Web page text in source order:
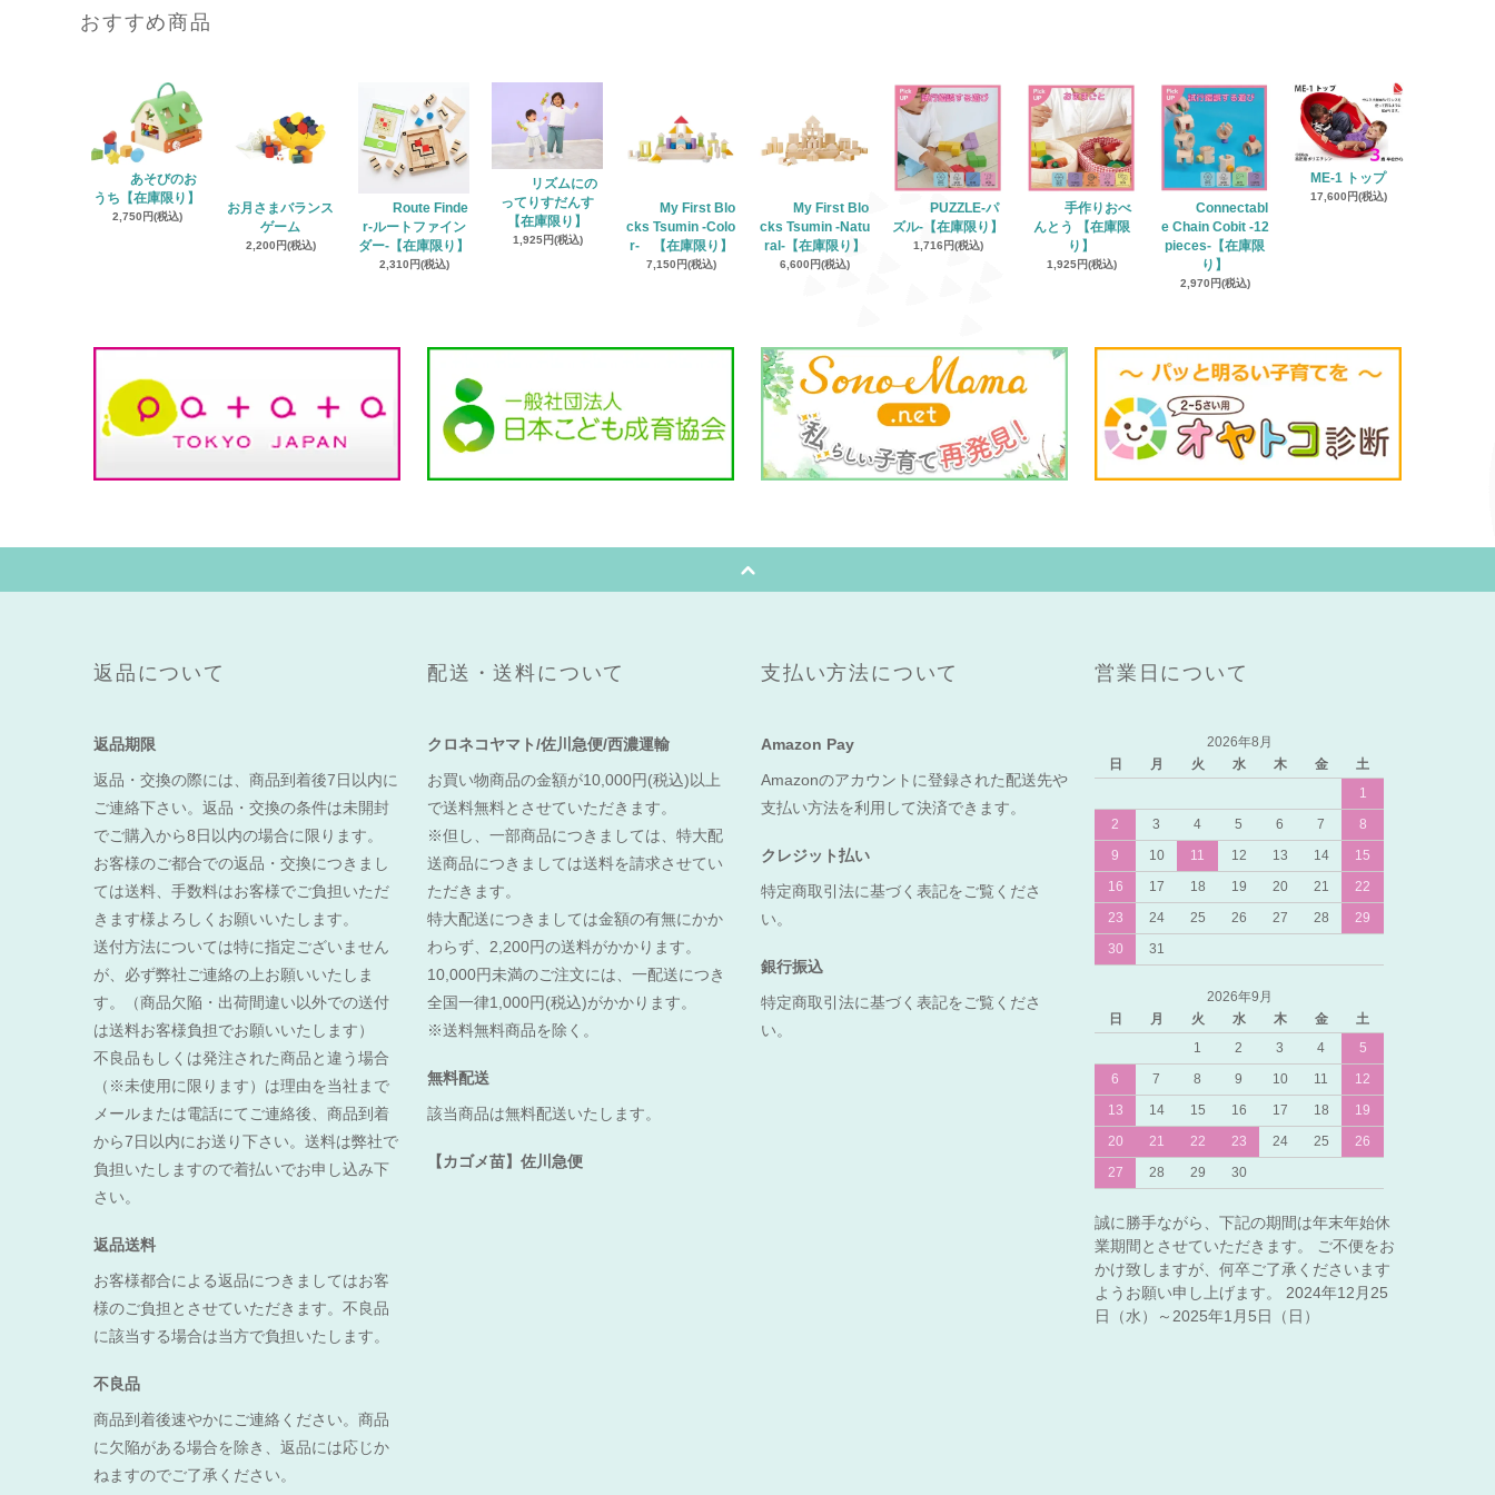
おすすめ商品
あそびのお
うち【在庫限り】
2,750円(税込)
お月さまバランス
ゲーム
2,200円(税込)
Route Finde
r‐ルートファイン
ダー‐【在庫限り】
2,310円(税込)
リズムにの
ってりすだんす
【在庫限り】
1,925円(税込)
My First Blo
cks Tsumin -Colo
r- 【在庫限り】
7,150円(税込)
My First Blo
cks Tsumin -Natu
ral-【在庫限り】
6,600円(税込)
PUZZLE‐パ
ズル‐【在庫限り】
1,716円(税込)
手作りおべ
んとう 【在庫限
り】
1,925円(税込)
Connectabl
e Chain Cobit -12
pieces-【在庫限
り】
2,970円(税込)
ME-1 トップ
17,600円(税込)
返品について
返品期限
返品・交換の際には、商品到着後7日以内に
ご連絡下さい。返品・交換の条件は未開封
でご購入から8日以内の場合に限ります。
お客様のご都合での返品・交換につきまし
ては送料、手数料はお客様でご負担いただ
きます様よろしくお願いいたします。
送付方法については特に指定ございません
が、必ず弊社ご連絡の上お願いいたしま
す。（商品欠陥・出荷間違い以外での送付
は送料お客様負担でお願いいたします）
不良品もしくは発注された商品と違う場合
（※未使用に限ります）は理由を当社まで
メールまたは電話にてご連絡後、商品到着
から7日以内にお送り下さい。送料は弊社で
負担いたしますので着払いでお申し込み下
さい。
返品送料
お客様都合による返品につきましてはお客
様のご負担とさせていただきます。不良品
に該当する場合は当方で負担いたします。
不良品
商品到着後速やかにご連絡ください。商品
に欠陥がある場合を除き、返品には応じか
ねますのでご了承ください。
配送・送料について
クロネコヤマト/佐川急便/西濃運輸
お買い物商品の金額が10,000円(税込)以上
で送料無料とさせていただきます。
※但し、一部商品につきましては、特大配
送商品につきましては送料を請求させてい
ただきます。
特大配送につきましては金額の有無にかか
わらず、2,200円の送料がかかります。
10,000円未満のご注文には、一配送につき
全国一律1,000円(税込)がかかります。
※送料無料商品を除く。
無料配送
該当商品は無料配送いたします。
【カゴメ苗】佐川急便
支払い方法について
Amazon Pay
Amazonのアカウントに登録された配送先や
支払い方法を利用して決済できます。
クレジット払い
特定商取引法に基づく表記をご覧くださ
い。
銀行振込
特定商取引法に基づく表記をご覧くださ
い。
営業日について
2026年8月
日
月 火 水 木 金
土
1
2
3 4 5 6 7
8
9
10 11 12 13 14
15
16
17 18 19 20 21
22
23
24 25 26 27 28
29
30
31
2026年9月
日
月 火 水 木 金
土
1
2 3 4
5
6
7 8 9 10 11
12
13
14 15 16 17 18
19
20
21 22 23 24 25
26
27
28 29 30
誠に勝手ながら、下記の期間は年末年始休
業期間とさせていただきます。 ご不便をお
かけ致しますが、何卒ご了承くださいます
ようお願い申し上げます。 2024年12月25
日（水）～2025年1月5日（日）